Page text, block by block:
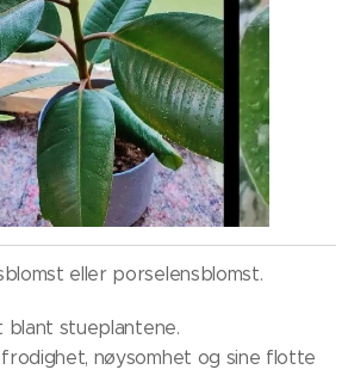
eller porselensblomst.
stueplantene.
nøysomhet og sine flotte